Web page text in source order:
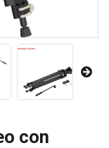
con